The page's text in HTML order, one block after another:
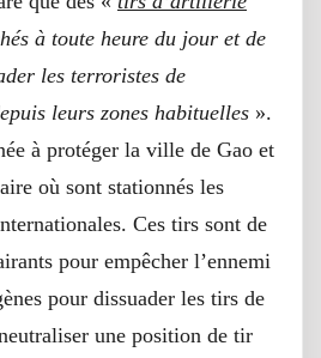
à toute heure du jour et de
les terroristes de
leurs zones habituelles ».
à protéger la ville de Gao et
où sont stationnés les
Ces tirs sont de
pour empêcher l’ennemi
pour dissuader les tirs de
une position de tir